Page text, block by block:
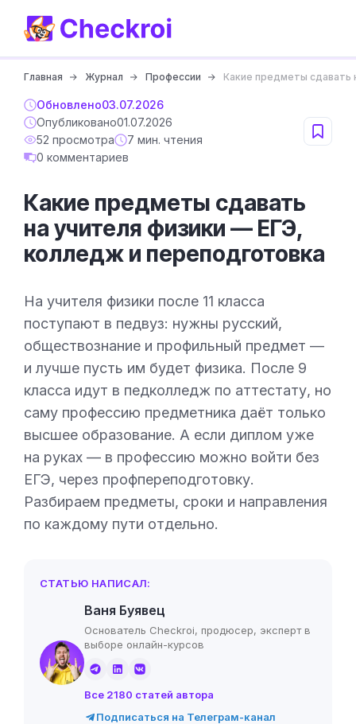
Главная Журнал Профессии Какие предметы сдавать
Обновлено03.07.2026
Опубликовано01.07.2026
52 просмотра
7 мин. чтения
0 комментариев
Какие предметы сдавать
на учителя физики — ЕГЭ,
колледж и переподготовка
На учителя физики после 11 класса
поступают в педвуз: нужны русский,
обществознание и профильный предмет —
и лучше пусть им будет физика. После 9
класса идут в педколледж по аттестату, но
саму профессию предметника даёт только
высшее образование. А если диплом уже
на руках — в профессию можно войти без
ЕГЭ, через профпереподготовку.
Разбираем предметы, сроки и направления
по каждому пути отдельно.
СТАТЬЮ НАПИСАЛ:
Ваня Буявец
Основатель Checkroi, продюсер, эксперт в
выборе онлайн-курсов
Все 2180 статей автора
Подписаться на Телеграм-канал